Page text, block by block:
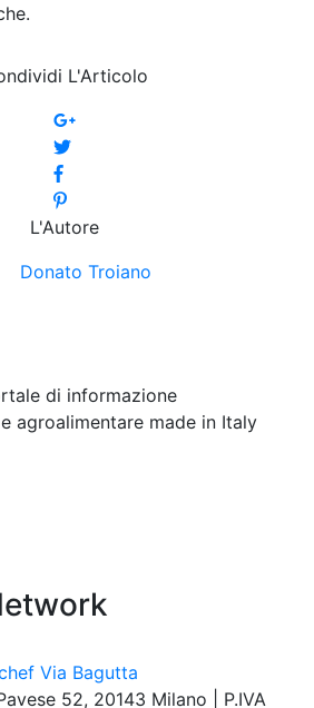
L'Articolo
L'Autore
Donato Troiano
di informazione
agroalimentare made in Italy
Via Bagutta
52, 20143 Milano | P.IVA